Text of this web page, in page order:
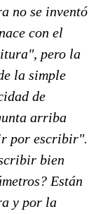
no se inventó
con el
pero la
la simple
de
arriba
por escribir".
bien
Están
y por la